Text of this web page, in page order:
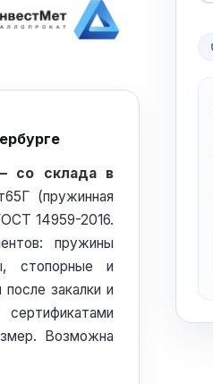
со склада в
(пружинная
14959-2016.
пружины
стопорные и
закалки и
Возможна